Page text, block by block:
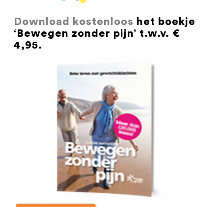
Download kostenloos het boekje
‘Bewegen zonder pijn’ t.w.v. €
4,95.